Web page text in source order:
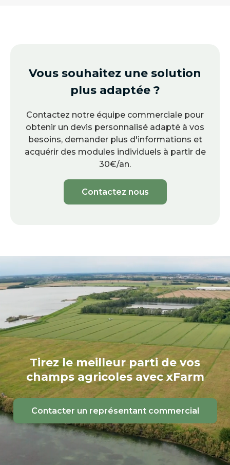
Vous souhaitez une solution
plus adaptée ?
Contactez notre équipe commerciale pour
obtenir un devis personnalisé adapté à vos
besoins, demander plus d'informations et
acquérir des modules individuels à partir de
30€/an.
Contactez nous
Tirez le meilleur parti de vos
champs agricoles avec xFarm
Contacter un représentant commercial